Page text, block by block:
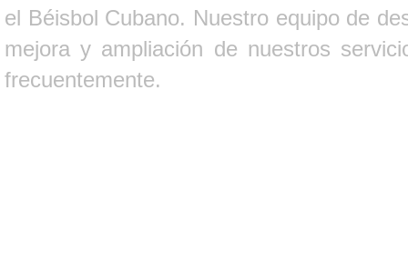
el Béisbol Cubano. Nuestro equipo de
mejora y ampliación de nuestros
frecuentemente.